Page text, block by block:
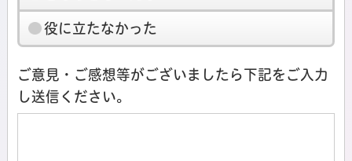
役に立たなかった
ご意見・ご感想等がございましたら下記をご入力
し送信ください。